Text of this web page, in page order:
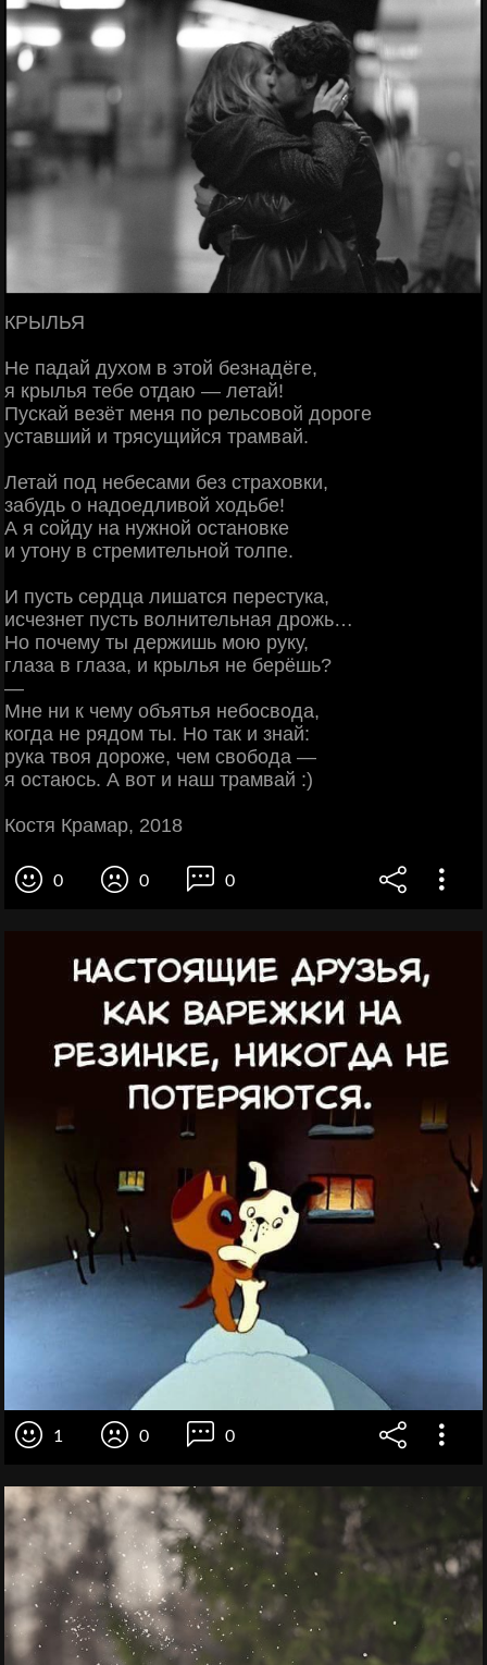
КРЫЛЬЯ
Не падай духом в этой безнадёге,
я крылья тебе отдаю — летай!
Пускай везёт меня по рельсовой дороге
уставший и трясущийся трамвай.
Летай под небесами без страховки,
забудь о надоедливой ходьбе!
А я сойду на нужной остановке
и утону в стремительной толпе.
И пусть сердца лишатся перестука,
исчезнет пусть волнительная дрожь…
Но почему ты держишь мою руку,
глаза в глаза, и крылья не берёшь?
—
Мне ни к чему объятья небосвода,
когда не рядом ты. Но так и знай:
рука твоя дороже, чем свобода —
я остаюсь. А вот и наш трамвай :)
Костя Крамар, 2018
0 0 0
1 0 0